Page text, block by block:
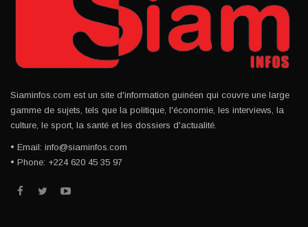
Siaminfos.com est un site d'information guinéen qui couvre une large
gamme de sujets, tels que la politique, l'économie, les interviews, la
culture, le sport, la santé et les dossiers d'actualité.
• Email: info@siaminfos.com
• Phone: +224 620 45 35 97